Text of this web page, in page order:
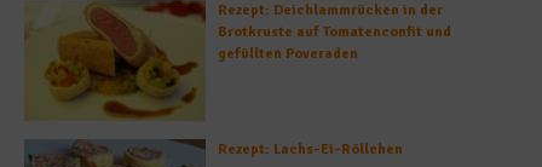
Rezept: Deichlammrücken in der
Brotkruste auf Tomatenconfit und
gefüllten Poveraden
Rezept: Lachs-Ei-Röllchen